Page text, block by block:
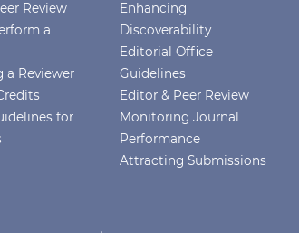
Review
a
a Reviewer
for
Enhancing
Discoverability
Editorial Office
Guidelines
Editor & Peer Review
Monitoring Journal
Performance
Attracting Submissions